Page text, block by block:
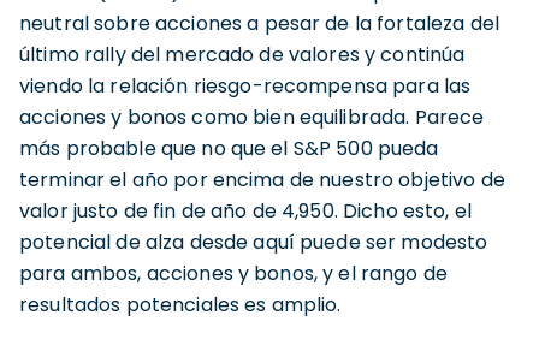
neutral sobre acciones a pesar de la fortaleza del
último rally del mercado de valores y continúa
viendo la relación riesgo-recompensa para las
acciones y bonos como bien equilibrada. Parece
más probable que no que el S&P 500 pueda
terminar el año por encima de nuestro objetivo de
valor justo de fin de año de 4,950. Dicho esto, el
potencial de alza desde aquí puede ser modesto
para ambos, acciones y bonos, y el rango de
resultados potenciales es amplio.